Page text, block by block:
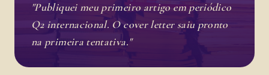
"Publiquei meu primeiro artigo em periódico
Q2 internacional. O cover letter saiu pronto
na primeira tentativa."